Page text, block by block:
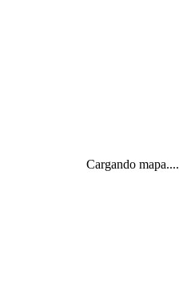
Cargando mapa....